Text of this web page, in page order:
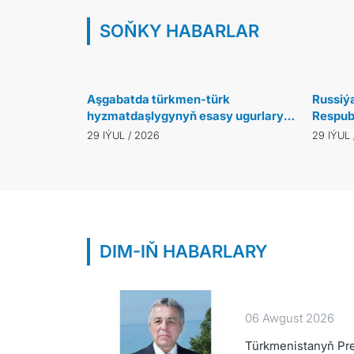
SOŇKY HABARLAR
gowşurdy
Aşgabatda türkmen-türk
hyzmatdaşlygynyň esasy ugurlary
ara alnyp maslahatlaşyldy
29 IÝUL / 2026 29 IÝUL
DIM-IŇ HABARLARY
06 Awgust 2026
Türkmenistanyň